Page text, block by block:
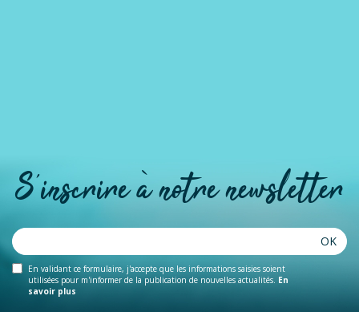
S'inscrire à notre newsletter
En validant ce formulaire, j'accepte que les informations saisies soient
utilisées pour m'informer de la publication de nouvelles actualités. En
savoir plus
OK